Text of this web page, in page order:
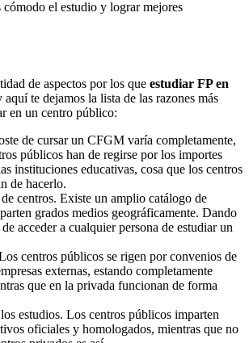
cómodo el estudio y lograr mejores
de aspectos por los que estudiar FP en
aquí te dejamos la lista de las razones más
en un centro público:
de cursar un CFGM varía completamente,
públicos han de regirse por los importes
instituciones educativas, cosa que los centros
de hacerlo.
centros. Existe un amplio catálogo de
grados medios geográficamente. Dando
acceder a cualquier persona de estudiar un
centros públicos se rigen por convenios de
externas, estando completamente
que en la privada funcionan de forma
estudios. Los centros públicos imparten
oficiales y homologados, mientras que no